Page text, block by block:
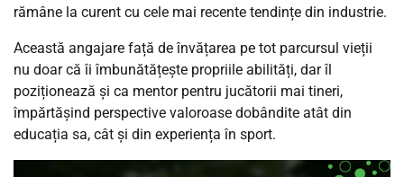
rămâne la curent cu cele mai recente tendințe din industrie.
Această angajare față de învățarea pe tot parcursul vieții
nu doar că îi îmbunătățește propriile abilități, dar îl
poziționează și ca mentor pentru jucătorii mai tineri,
împărtășind perspective valoroase dobândite atât din
educația sa, cât și din experiența în sport.